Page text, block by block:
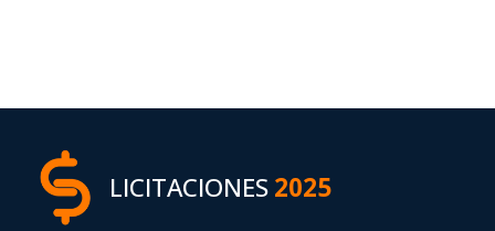
LICITACIONES2025